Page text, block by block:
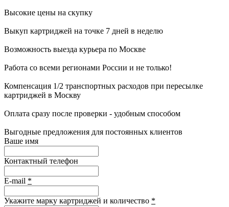
Высокие цены на скупку
Выкуп картриджей на точке 7 дней в неделю
Возможность выезда курьера по Москве
Работа со всеми регионами России и не только!
Компенсация 1/2 транспортных расходов при пересылке
картриджей в Москву
Оплата сразу после проверки - удобным способом
Выгодные предложения для постоянных клиентов
Ваше имя
Контактный телефон
E-mail *
Укажите марку картриджей и количество *